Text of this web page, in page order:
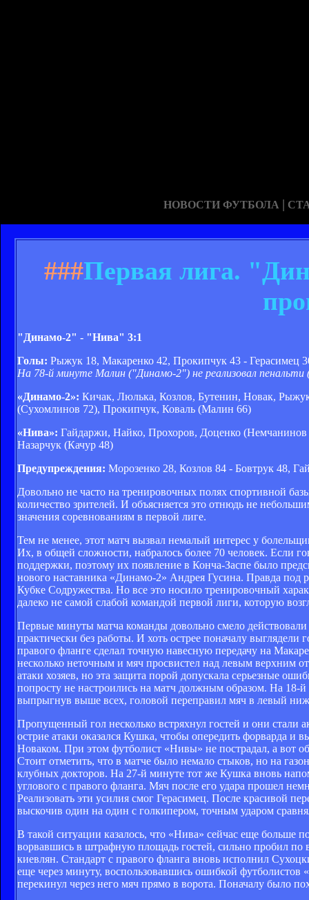
НОВОСТИ ФУТБОЛА |
###Первая лига.
"Динамо-2" - "Нива" 3:1
Голы: Рыжук 18, Макаренко 42, Прокипчук 43 - Герасимец
На 78-й минуте Малин ("Динамо-2") не реализовал пенальти
«Динамо-2»: Кичак, Люлька, Козлов, Бутенин, Новак,
(Сухомлинов 72), Прокипчук, Коваль (Малин 66)
«Нива»: Гайдаржи, Найко, Прохоров, Доценко
Назарчук (Качур 48)
Предупреждения: Морозенко 28, Козлов 84 - Бовтрук 48,
Довольно не часто на тренировочных полях спортивной
количество зрителей. И объясняется это отнюдь не
значения соревнованиям в первой лиге.
Тем не менее, этот матч вызвал немалый интерес у
Их, в общей сложности, набралось более 70 человек. Если
поддержки, поэтому их появление в Конча-Заспе было
нового наставника «Динамо-2» Андрея Гусина. Правда под
Кубке Содружества. Но все это носило тренировочный
далеко не самой слабой командой первой лиги, которую
Первые минуты матча команды довольно смело
практически без работы. И хоть острее поначалу
правого фланге сделал точную навесную передачу на
несколько неточным и мяч просвистел над левым верхним
атаки хозяев, но эта защита порой допускала серьезные
попросту не настроились на матч должным образом. На
выпрыгнув выше всех, головой переправил мяч в левый
Пропущенный гол несколько встряхнул гостей и они стали
острие атаки оказался Кушка, чтобы опередить форварда
Новаком. При этом футболист «Нивы» не пострадал, а вот
Стоит отметить, что в матче было немало стыков, но на
клубных докторов. На 27-й минуте тот же Кушка вновь
углового с правого фланга. Мяч после его удара прошел
Реализовать эти усилия смог Герасимец. После красивой
выскочив один на один с голкипером, точным ударом
В такой ситуации казалось, что «Нива» сейчас еще больше
ворвавшись в штрафную площадь гостей, сильно пробил по
киевлян. Стандарт с правого фланга вновь исполнил
еще через минуту, воспользовавшись ошибкой
перекинул через него мяч прямо в ворота. Поначалу было